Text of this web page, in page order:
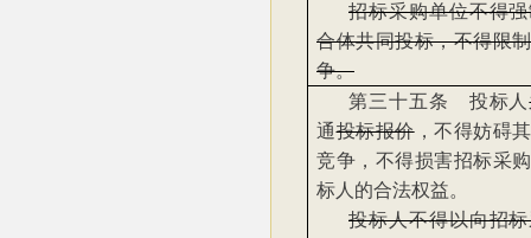
招标采购单位不得
合体共同投标，不得限
争。
第三十五条 投标人
通投标报价，不得妨碍
竞争，不得损害招标采购
标人的合法权益。
投标人不得以向招